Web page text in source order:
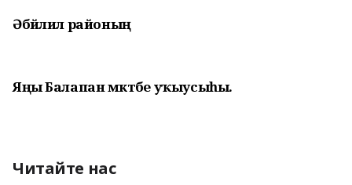
Әбйәлил районың
Яңы Балапан мәктәбе уҡыусыһы.
Читайте нас